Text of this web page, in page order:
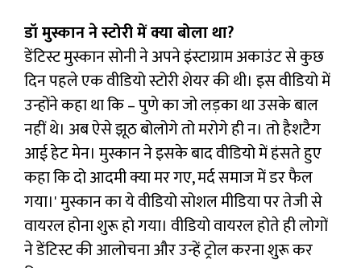
डॉ मुस्कान ने स्टोरी में क्या बोला था?
डेंटिस्ट मुस्कान सोनी ने अपने इंस्टाग्राम अकाउंट से कुछ
दिन पहले एक वीडियो स्टोरी शेयर की थी। इस वीडियो में
उन्होंने कहा था कि – पुणे का जो लड़का था उसके बाल
नहीं थे। अब ऐसे झूठ बोलोगे तो मरोगे ही न। तो हैशटैग
आई हेट मेन। मुस्कान ने इसके बाद वीडियो में हंसते हुए
कहा कि दो आदमी क्या मर गए, मर्द समाज में डर फैल
गया।' मुस्कान का ये वीडियो सोशल मीडिया पर तेजी से
वायरल होना शुरू हो गया। वीडियो वायरल होते ही लोगों
ने डेंटिस्ट की आलोचना और उन्हें ट्रोल करना शुरू कर